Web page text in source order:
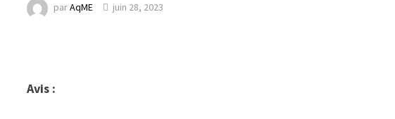
parAqME juin 28, 2023
Avis :